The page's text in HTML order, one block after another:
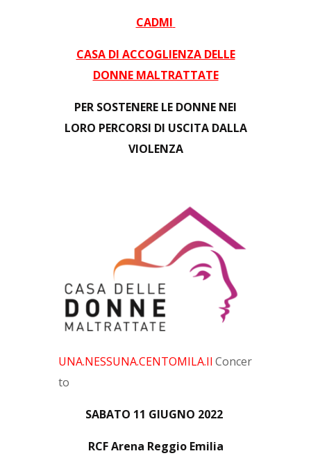
CADMI
CASA DI ACCOGLIENZA DELLE
DONNE MALTRATTATE
PER SOSTENERE LE DONNE NEI
LORO PERCORSI DI USCITA DALLA
VIOLENZA
UNA.NESSUNA.CENTOMILA.Il Concer
to
SABATO 11 GIUGNO 2022
RCF Arena Reggio Emilia